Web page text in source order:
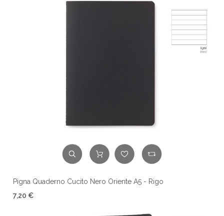
Pigna Quaderno Cucito Nero Oriente A5 - Rigo
7,20 €